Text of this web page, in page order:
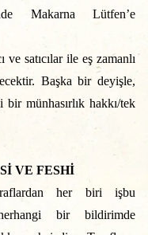
Makarna Lütfen’e
satıcılar ile eş zamanlı
Başka bir deyişle,
münhasırlık hakkı/tek
VE FESHİ
her biri işbu
bir bildirimde